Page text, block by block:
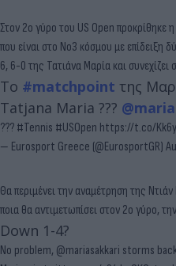
Στον 2ο γύρο του US Open προκρίθηκε
που είναι στο Νο3 κόσμου με επίδειξη
6, 6-0 της Τατιάνα Μαρία και συνεχίζει
Το #matchpoint της
Tatjana Maria ???
??? #Tennis #USOpen https://t.co/
— Eurosport Greece (@EurosportGR)
Θα περιμένει την αναμέτρηση της
ποια θα αντιμετωπίσει στον 2ο γύρο,
Down 1-4?
No problem, @mariasakkari storms